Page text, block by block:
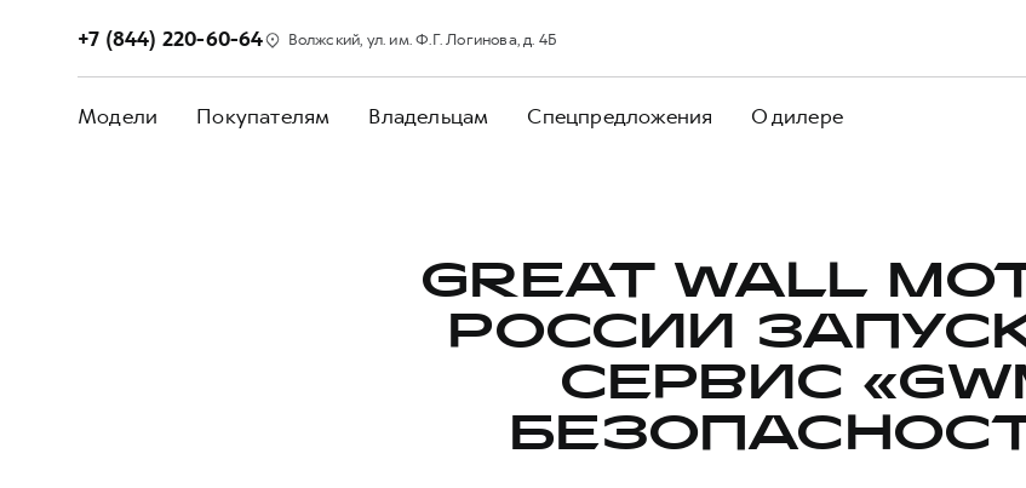
+7 (844) 220-60-64 Волжский, ул. им. Ф.Г. Логинова, д. 4Б
Модели Покупателям Владельцам Спецпредложения О дилере
GREAT WALL
РОССИИ
СЕРВИС